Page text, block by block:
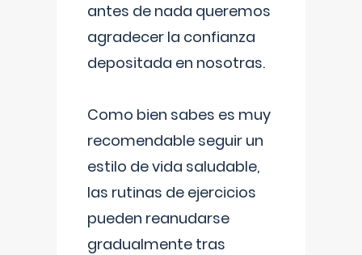
antes de nada queremos
agradecer la confianza
depositada en nosotras.
Como bien sabes es muy
recomendable seguir un
estilo de vida saludable,
las rutinas de ejercicios
pueden reanudarse
gradualmente tras